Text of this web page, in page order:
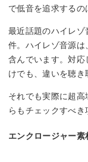
で低音を追求するの
最近話題のハイレ
件。ハイレゾ音源
含んでいます。対応
けでも、違いを聴き
それでも実際に超
らもチェックすべき
エンクロージャー